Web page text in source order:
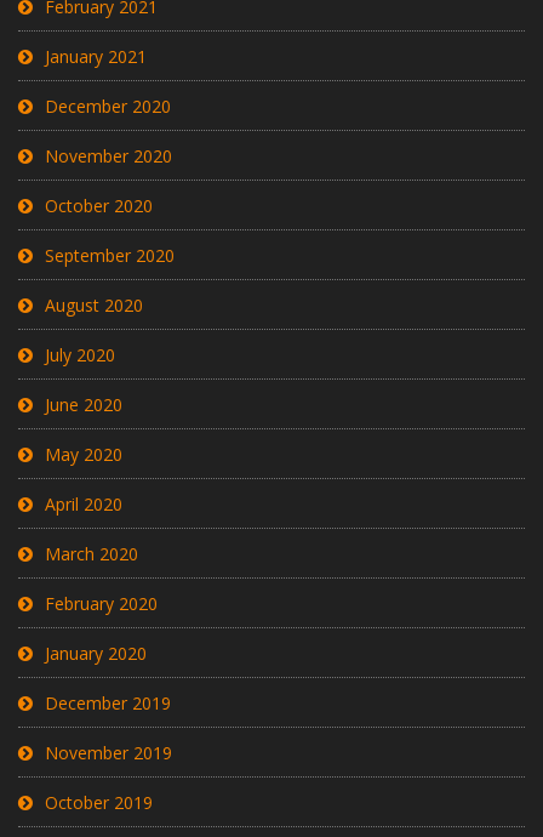
February 2021
January 2021
December 2020
November 2020
October 2020
September 2020
August 2020
July 2020
June 2020
May 2020
April 2020
March 2020
February 2020
January 2020
December 2019
November 2019
October 2019